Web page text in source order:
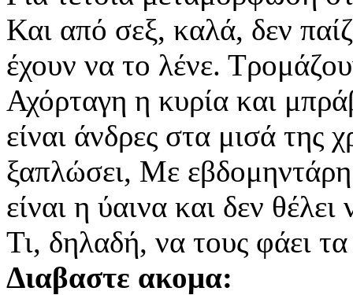
Και από σεξ, καλά, δεν
έχουν να το λένε.
Αχόρταγη η κυρία και
είναι άνδρες στα μισά της
ξαπλώσει, Με
είναι η ύαινα και δεν
Τι, δηλαδή, να τους φάει
Διαβαστε ακομα: